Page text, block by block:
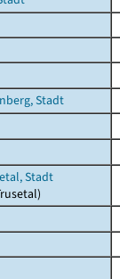
Stadt
Stadt